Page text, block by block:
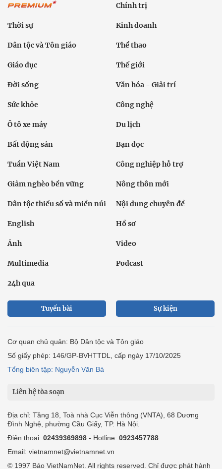
Chính trị
Thời sự Kinh doanh
Dân tộc và Tôn giáo Thể thao
Giáo dục Thế giới
Đời sống Văn hóa - Giải trí
Sức khỏe Công nghệ
Ô tô xe máy Du lịch
Bất động sản Bạn đọc
Tuần Việt Nam Công nghiệp hỗ trợ
Giảm nghèo bền vững Nông thôn mới
Dân tộc thiểu số và miền núi Nội dung chuyên đề
English Hồ sơ
Ảnh Video
Multimedia Podcast
24h qua
Tuyến bài Sự kiện
Cơ quan chủ quản: Bộ Dân tộc và Tôn giáo
Số giấy phép: 146/GP-BVHTTDL, cấp ngày 17/10/2025
Tổng biên tập: Nguyễn Văn Bá
Liên hệ tòa soạn
Địa chỉ: Tầng 18, Toà nhà Cục Viễn thông (VNTA), 68 Dương
Đình Nghệ, phường Cầu Giấy, TP. Hà Nội.
Điện thoại: 02439369898 - Hotline: 0923457788
Email: vietnamnet@vietnamnet.vn
© 1997 Báo VietNamNet. All rights reserved. Chỉ được phát hành